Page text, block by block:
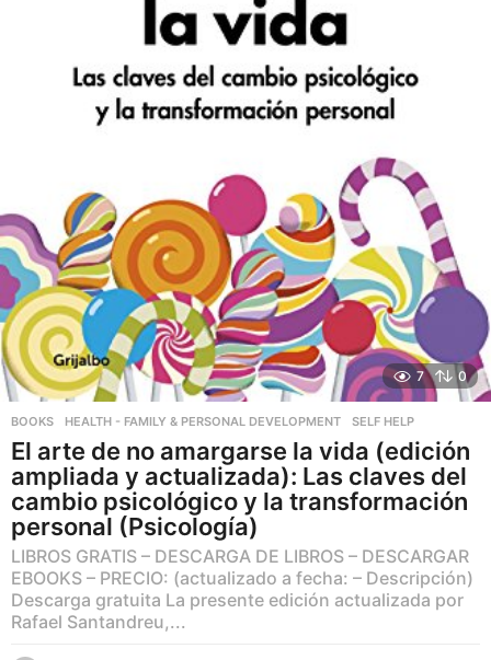
7 0
BOOKS ,HEALTH - FAMILY & PERSONAL DEVELOPMENT ,SELF HELP
El arte de no amargarse la vida (edición
ampliada y actualizada): Las claves del
cambio psicológico y la transformación
personal (Psicología)
LIBROS GRATIS – DESCARGA DE LIBROS – DESCARGAR
EBOOKS – PRECIO: (actualizado a fecha: – Descripción)
Descarga gratuita La presente edición actualizada por
Rafael Santandreu,...